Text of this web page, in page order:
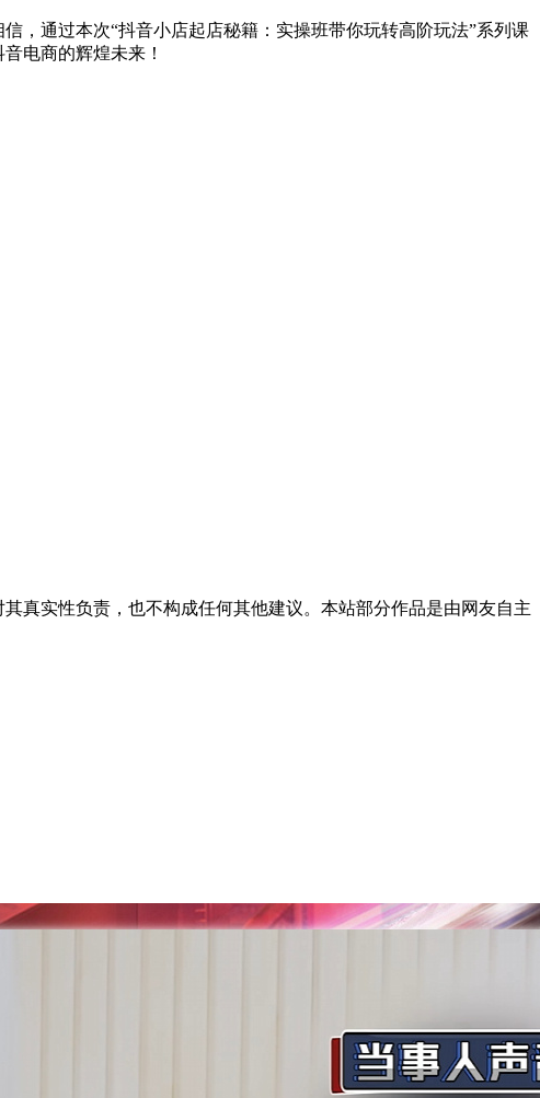
，通过本次“抖音小店起店秘籍：实操班带你玩转高阶玩法”系列课
电商的辉煌未来！
真实性负责，也不构成任何其他建议。本站部分作品是由网友自主